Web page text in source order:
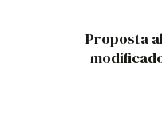
Proposta